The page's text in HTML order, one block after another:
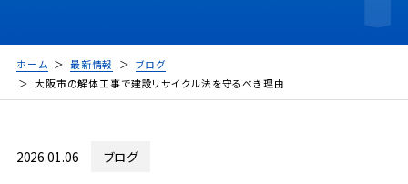
ホーム 最新情報
ブログ
大阪市の解体工事で建設リサイクル法を守るべき理由
2026.01.06 ブログ